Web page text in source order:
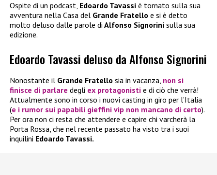
Ospite di un podcast, Edoardo Tavassi è tornato sulla sua
avventura nella Casa del Grande Fratello e si è detto
molto deluso dalle parole di Alfonso Signorini sulla sua
edizione.
Edoardo Tavassi deluso da Alfonso Signorini
Nonostante il Grande Fratello sia in vacanza, non si
finisce di parlare degli ex protagonisti e di ciò che verrà!
Attualmente sono in corso i nuovi casting in giro per l’Italia
(e i rumor sui papabili gieffini vip non mancano di certo).
Per ora non ci resta che attendere e capire chi varcherà la
Porta Rossa, che nel recente passato ha visto tra i suoi
inquilini Edoardo Tavassi.